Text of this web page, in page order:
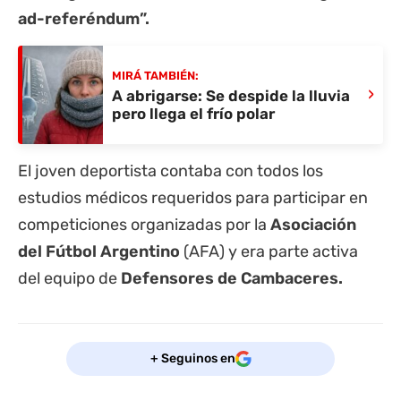
ad-referéndum”.
MIRÁ TAMBIÉN:
A abrigarse: Se despide la lluvia
pero llega el frío polar
›
El joven deportista contaba con todos los
estudios médicos requeridos para participar en
competiciones organizadas por la Asociación
del Fútbol Argentino (AFA) y era parte activa
del equipo de Defensores de Cambaceres.
+ Seguinos en